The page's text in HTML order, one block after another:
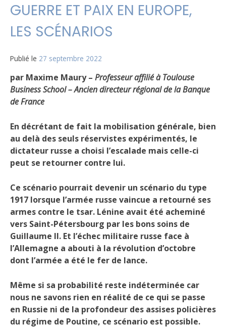
GUERRE ET PAIX EN EUROPE,
LES SCÉNARIOS
Publié le 27 septembre 2022
par Maxime Maury – Professeur affilié à Toulouse
Business School – Ancien directeur régional de la Banque
de France
En décrétant de fait la mobilisation générale, bien
au delà des seuls réservistes expérimentés, le
dictateur russe a choisi l’escalade mais celle-ci
peut se retourner contre lui.
Ce scénario pourrait devenir un scénario du type
1917 lorsque l’armée russe vaincue a retourné ses
armes contre le tsar. Lénine avait été acheminé
vers Saint-Pétersbourg par les bons soins de
Guillaume II. Et l’échec militaire russe face à
l’Allemagne a abouti à la révolution d’octobre
dont l’armée a été le fer de lance.
Même si sa probabilité reste indéterminée car
nous ne savons rien en réalité de ce qui se passe
en Russie ni de la profondeur des assises policières
du régime de Poutine, ce scénario est possible.